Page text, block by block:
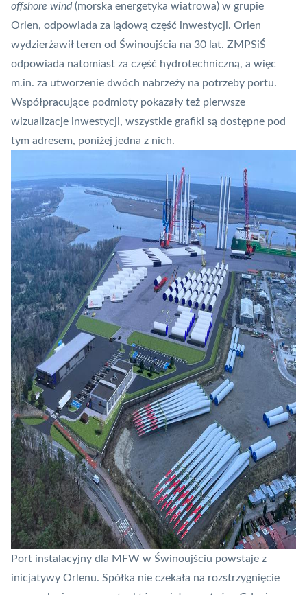
offshore wind(morska energetyka wiatrowa) w grupie
Orlen, odpowiada za lądową część inwestycji. Orlen
wydzierżawił teren od Świnoujścia na 30 lat. ZMPSiŚ
odpowiada natomiast za część hydrotechniczną, a więc
m.in. za utworzenie dwóch nabrzeży na potrzeby portu.
Współpracujące podmioty pokazały też pierwsze
wizualizacje inwestycji, wszystkie grafiki są dostępne pod
tym adresem, poniżej jedna z nich.
Port instalacyjny dla MFW w Świnoujściu powstaje z
inicjatywy Orlenu. Spółka nie czekała na rozstrzygnięcie